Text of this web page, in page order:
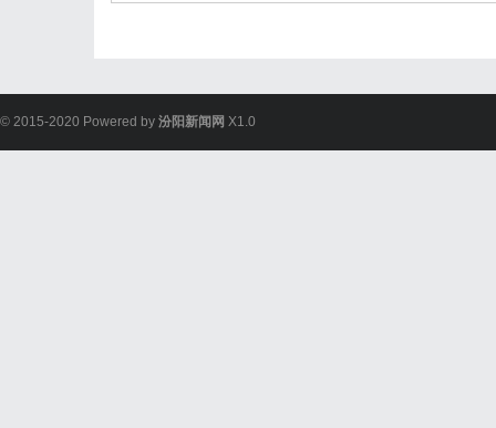
© 2015-2020 Powered by 汾阳新闻网 X1.0